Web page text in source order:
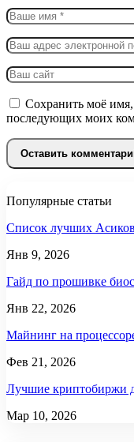
Сохранить моё имя,
последующих моих
Популярные статьи
Список лучших
Янв 9, 2026
Гайд по прошивке
Янв 22, 2026
Майнинг на
Фев 21, 2026
Лучшие криптобиржи
Мар 10, 2026